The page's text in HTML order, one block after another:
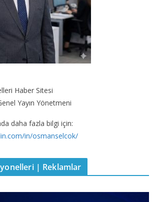
Haber Sitesi
Yayın Yönetmeni
daha fazla bilgi için:
in/osmanselcok/
| Reklamlar